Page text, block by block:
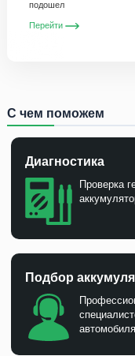
подошел
Перейти
С чем поможем
Диагностика
Проверка
Подбор
автомобиля